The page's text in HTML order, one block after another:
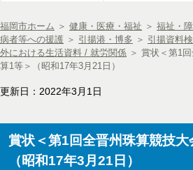
福岡市ホーム ＞ 健康・医療・福祉 ＞ 福祉・
病者等への援護 ＞ 引揚港・博多 ＞ 引揚資料
外における生活資料 / 就労関係 ＞ 賞状＜第1
算1等＞（昭和17年3月21日）
更新日：2022年3月1日
賞状＜第1回全晋州珠算競技大
（昭和17年3月21日）